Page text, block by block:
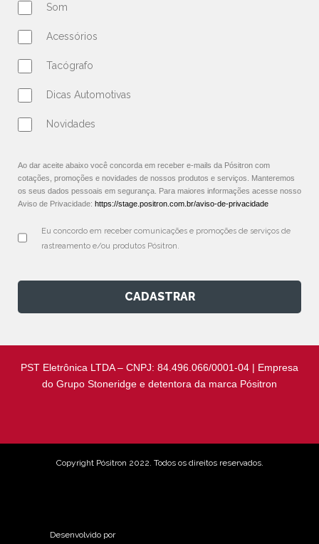
Som
Acessórios
Tacógrafo
Dicas Automotivas
Novidades
Ao dar aceite abaixo você concorda em receber e-mails da Pósitron com
cotações, promoções e novidades de nossos produtos e serviços. Manteremos
os seus dados pessoais em segurança. Para maiores informações acesse nosso
Aviso de Privacidade: https://stage.positron.com.br/aviso-de-privacidade
Eu concordo em receber comunicações e promoções de serviços de
rastreamento e/ou produtos Pósitron.
CADASTRAR
PST Eletrônica LTDA – CNPJ: 84.496.066/0001-04 | Empresa
do Grupo Stoneridge e detentora da marca Pósitron
Copyright Pósitron 2022. Todos os direitos reservados.
Desenvolvido por